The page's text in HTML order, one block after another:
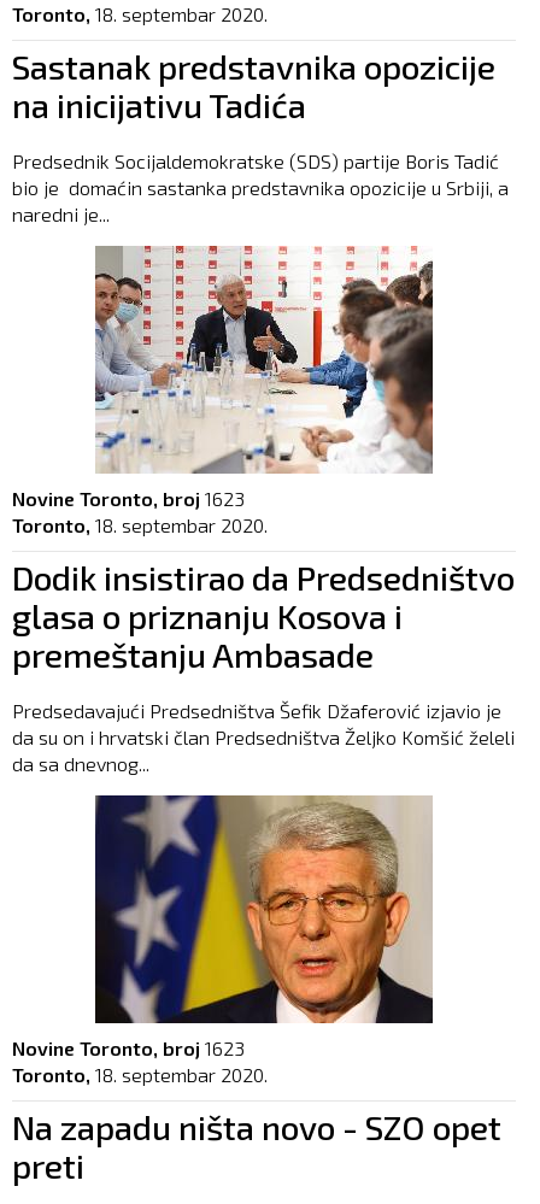
Toronto, 18. septembar 2020.
Sastanak predstavnika opozicije
na inicijativu Tadića
Predsednik Socijaldemokratske (SDS) partije Boris Tadić
bio je domaćin sastanka predstavnika opozicije u Srbiji, a
naredni je...
Novine Toronto, broj 1623
Toronto, 18. septembar 2020.
Dodik insistirao da Predsedništvo
glasa o priznanju Kosova i
premeštanju Ambasade
Predsedavajući Predsedništva Šefik Džaferović izjavio je
da su on i hrvatski član Predsedništva Željko Komšić želeli
da sa dnevnog...
Novine Toronto, broj 1623
Toronto, 18. septembar 2020.
Na zapadu ništa novo - SZO opet
preti